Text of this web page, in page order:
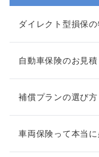
ダイレクト型損保
自動車保険のお見
補償プランの選び方
車両保険って本当に